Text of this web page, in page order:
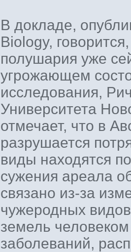
В докладе,
Biology,
полушария уже
угрожающем
исследования,
Университета
отмечает, что в
разрушается
виды находятся
сужения ареала
связано из-за
чужеродных
земель
заболеваний,